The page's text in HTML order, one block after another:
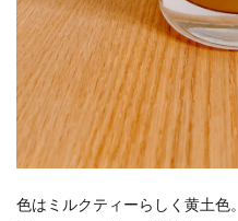
色はミルクティーらしく黄土色。